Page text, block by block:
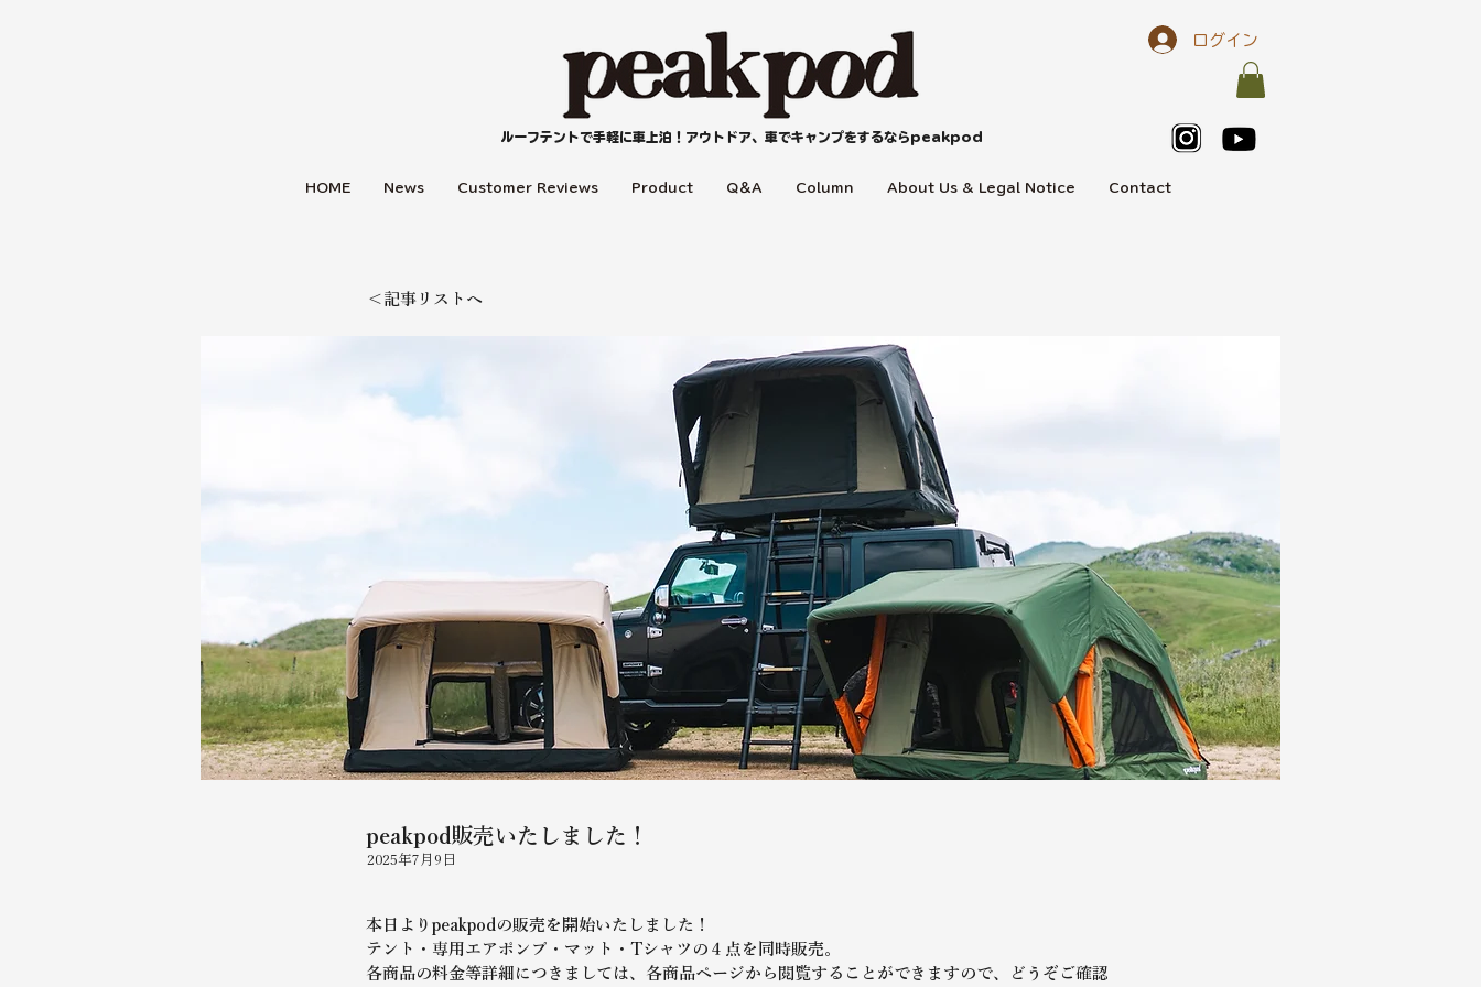
ルーフテントで手軽に車上泊！アウトドア、車でキャンプをするならpeakpod
ログイン
HOME News Customer Reviews Product Q＆A Column About Us & Legal Notice Contact
＜記事リストへ
peakpod販売いたしました！
2025年7月9日
本日よりpeakpodの販売を開始いたしました！
テント・専用エアポンプ・マット・Tシャツの４点を同時販売。
各商品の料金等詳細につきましては、各商品ページから閲覧することができますので、どうぞご確認